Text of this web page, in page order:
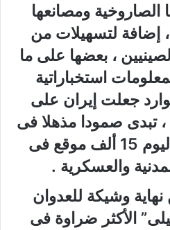
الصاروخية ومصانعها
إضافة لتسهيلات من
، بعضها على ما
استخباراتية
جعلت إيران على
تبدى صمودا مذهلا فى
حرب دمرت إلى اليوم 15 ألف موقع فى
والعسكرية .
وشيكة للعدوان
الأكثر ضراوة فى